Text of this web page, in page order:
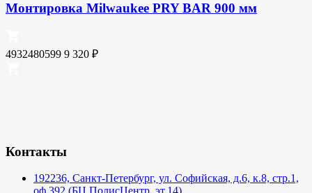
Монтировка Milwaukee PRY BAR 900 мм
4932480599 9 320 ₽
Контакты
192236, Санкт-Петербург, ул. Софийская, д.6, к.8, стр.1,